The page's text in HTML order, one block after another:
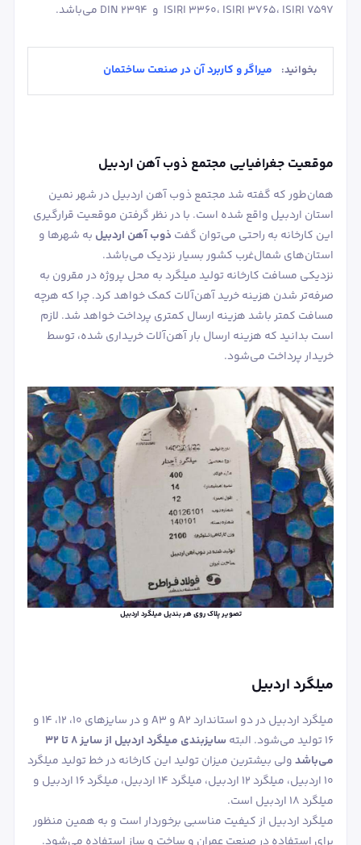
ISIRI 3360، ISIRI 3765، ISIRI 7597 و DIN 2394 می‌باشد.
بخوانید: میراگر و کاربرد آن در صنعت ساختمان
موقعیت جغرافیایی مجتمع ذوب آهن اردبیل
همان‌طور که گفته شد مجتمع ذوب آهن اردبیل در شهر نمین
استان اردبیل واقع شده است. با در نظر گرفتن موقعیت قرارگیری
این کارخانه به راحتی می‌توان گفت ذوب آهن اردبیل به شهرها و
استان‌های شمال‌غرب کشور بسیار نزدیک می‌باشد.
نزدیکی مسافت کارخانه تولید میلگرد به محل پروژه در مقرون به
صرفه‌تر شدن هزینه خرید آهن‌آلات کمک خواهد کرد. چرا که هرچه
مسافت کمتر باشد هزینه ارسال کمتری پرداخت خواهد شد. لازم
است بدانید که هزینه ارسال بار آهن‌آلات خریداری شده، توسط
خریدار پرداخت می‌شود.
تصویر پلاک روی هر بندیل میلگرد اردبیل
میلگرد اردبیل
میلگرد اردبیل در دو استاندارد A2 و A3 و در سایزهای 10، 12، 14 و
16 تولید می‌شود. البته
سایزبندی میلگرد اردبیل از سایز 8 تا 32
می‌باشدولی بیشترین میزان تولید این کارخانه در خط تولید میلگرد
10 اردبیل، میلگرد 12 اردبیل، میلگرد 14 اردبیل، میلگرد 16 اردبیل و
میلگرد 18 اردبیل است.
میلگرد اردبیل از کیفیت مناسبی برخوردار است و به همین منظور